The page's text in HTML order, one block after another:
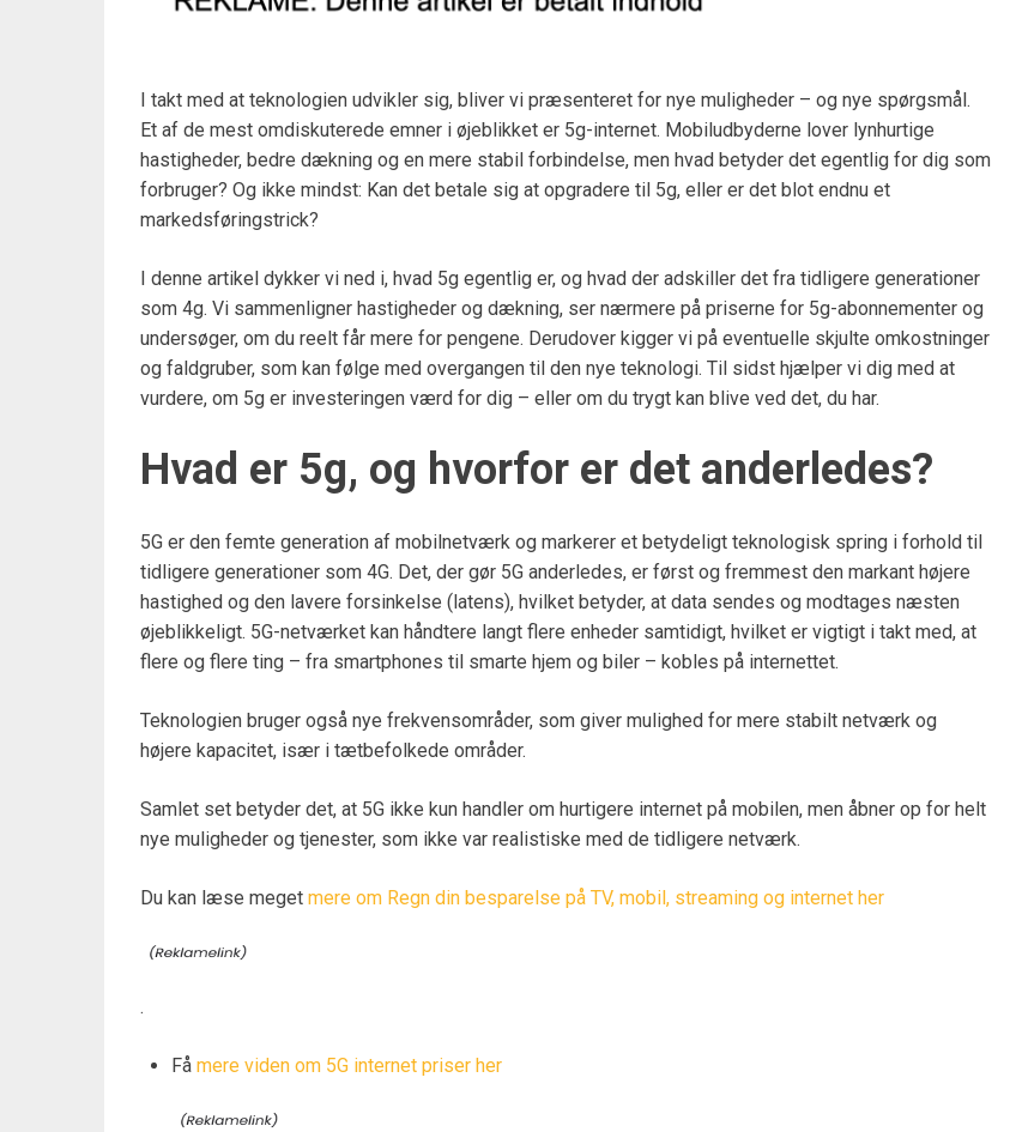
I takt med at teknologien udvikler sig, bliver vi præsenteret for nye muligheder – og nye spørgsmål.
Et af de mest omdiskuterede emner i øjeblikket er 5g-internet. Mobiludbyderne lover lynhurtige
hastigheder, bedre dækning og en mere stabil forbindelse, men hvad betyder det egentlig for dig som
forbruger? Og ikke mindst: Kan det betale sig at opgradere til 5g, eller er det blot endnu et
markedsføringstrick?
I denne artikel dykker vi ned i, hvad 5g egentlig er, og hvad der adskiller det fra tidligere generationer
som 4g. Vi sammenligner hastigheder og dækning, ser nærmere på priserne for 5g-abonnementer og
undersøger, om du reelt får mere for pengene. Derudover kigger vi på eventuelle skjulte omkostninger
og faldgruber, som kan følge med overgangen til den nye teknologi. Til sidst hjælper vi dig med at
vurdere, om 5g er investeringen værd for dig – eller om du trygt kan blive ved det, du har.
Hvad er 5g, og hvorfor er det anderledes?
5G er den femte generation af mobilnetværk og markerer et betydeligt teknologisk spring i forhold til
tidligere generationer som 4G. Det, der gør 5G anderledes, er først og fremmest den markant højere
hastighed og den lavere forsinkelse (latens), hvilket betyder, at data sendes og modtages næsten
øjeblikkeligt. 5G-netværket kan håndtere langt flere enheder samtidigt, hvilket er vigtigt i takt med, at
flere og flere ting – fra smartphones til smarte hjem og biler – kobles på internettet.
Teknologien bruger også nye frekvensområder, som giver mulighed for mere stabilt netværk og
højere kapacitet, især i tætbefolkede områder.
Samlet set betyder det, at 5G ikke kun handler om hurtigere internet på mobilen, men åbner op for helt
nye muligheder og tjenester, som ikke var realistiske med de tidligere netværk.
Du kan læse meget mere om Regn din besparelse på TV, mobil, streaming og internet her
.
Få mere viden om 5G internet priser her